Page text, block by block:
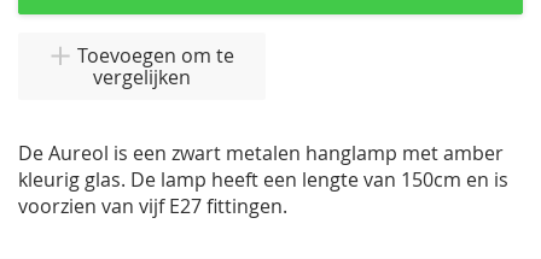
Toevoegen om te
vergelijken
De Aureol is een zwart metalen hanglamp met amber
kleurig glas. De lamp heeft een lengte van 150cm en is
voorzien van vijf E27 fittingen.